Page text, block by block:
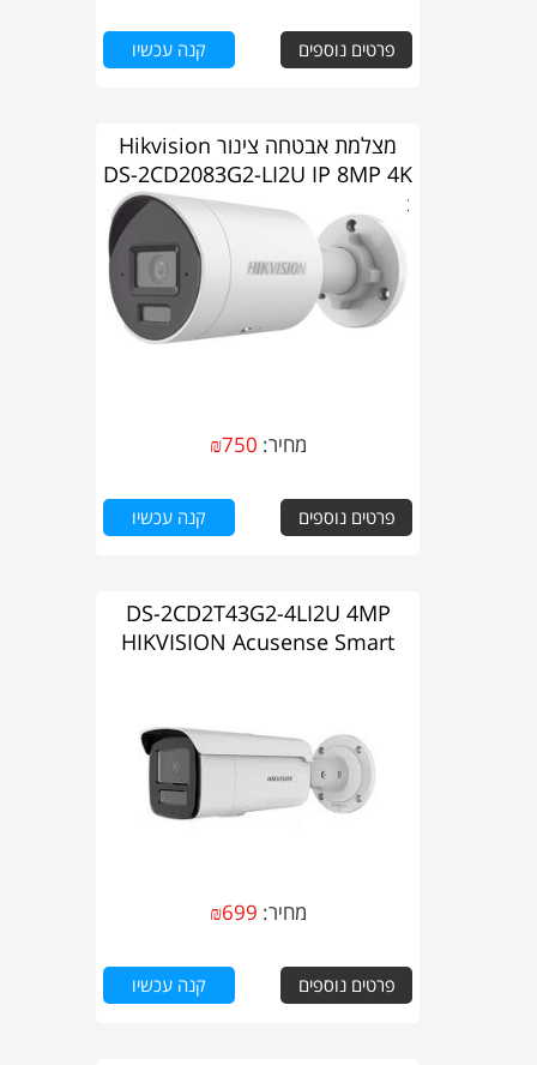
פרטים נוספים קנה עכשיו
מצלמת אבטחה צינור Hikvision
DS-2CD2083G2-LI2U IP 8MP 4K
2.8mm AcuSense Hybrid Light
מחיר: ₪750
פרטים נוספים קנה עכשיו
DS-2CD2T43G2-4LI2U 4MP
HIKVISION Acusense Smart
מחיר: ₪699
פרטים נוספים קנה עכשיו